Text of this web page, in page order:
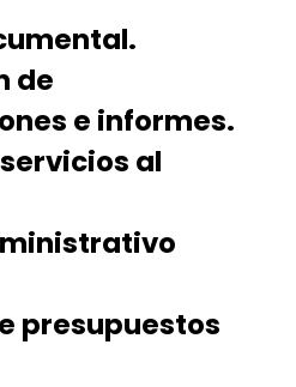
de
e informes.
al
presupuestos